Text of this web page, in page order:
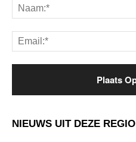
NIEUWS UIT DEZE REGIO